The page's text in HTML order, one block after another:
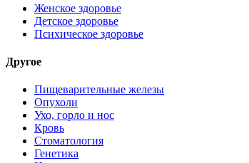
Женское здоровье
Детское здоровье
Психическое здоровье
Другое
Пищеварительные железы
Опухоли
Ухо, горло и нос
Кровь
Стоматология
Генетика